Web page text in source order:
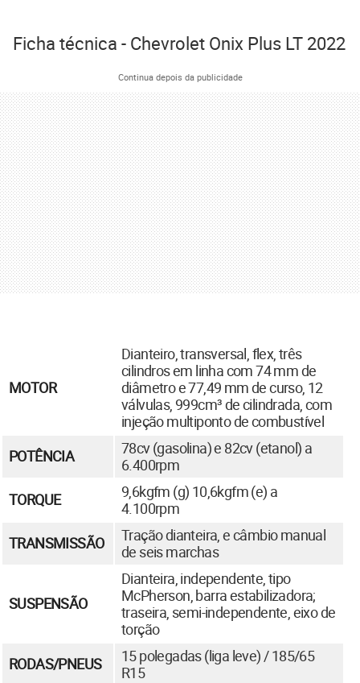
Ficha técnica - Chevrolet Onix Plus LT 2022
Continua depois da publicidade
MOTOR
Dianteiro, transversal, flex, três
cilindros em linha com 74 mm de
diâmetro e 77,49 mm de curso, 12
válvulas, 999cm³ de cilindrada, com
injeção multiponto de combustível
POTÊNCIA
78cv (gasolina) e 82cv (etanol) a
6.400rpm
TORQUE
9,6kgfm (g) 10,6kgfm (e) a
4.100rpm
TRANSMISSÃO
Tração dianteira, e câmbio manual
de seis marchas
SUSPENSÃO
Dianteira, independente, tipo
McPherson, barra estabilizadora;
traseira, semi-independente, eixo de
torção
RODAS/PNEUS
15 polegadas (liga leve) / 185/65
R15